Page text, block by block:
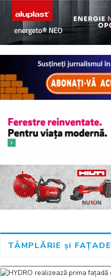
TÂMPLĂRIE și FAȚADE